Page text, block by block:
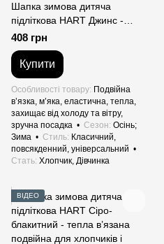
Шапка зимова дитяча
підліткова HART Джинс -
тепла в’язана подвійна для
хлопчиків і дівчаток
408 грн
Купити
Особливості товару Подвійна
в’язка, м’яка, еластична, тепла,
захищає від холоду та вітру,
зручна посадка
Сезон Осінь;
Зима
Стиль Класичний,
повсякденний, універсальний
Стать Хлопчик, Дівчинка
ВІДЕО